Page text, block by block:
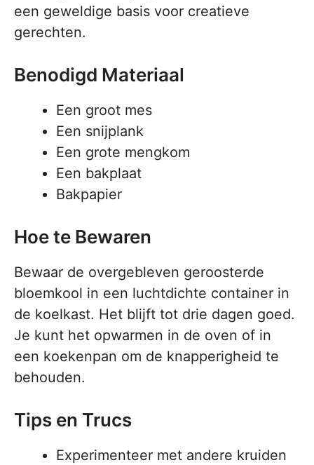
een geweldige basis voor creatieve
gerechten.
Benodigd Materiaal
Een groot mes
Een snijplank
Een grote mengkom
Een bakplaat
Bakpapier
Hoe te Bewaren
Bewaar de overgebleven geroosterde
bloemkool in een luchtdichte container in
de koelkast. Het blijft tot drie dagen goed.
Je kunt het opwarmen in de oven of in
een koekenpan om de knapperigheid te
behouden.
Tips en Trucs
Experimenteer met andere kruiden